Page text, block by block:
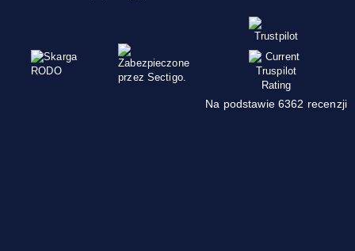
Na podstawie 6362 recenzji